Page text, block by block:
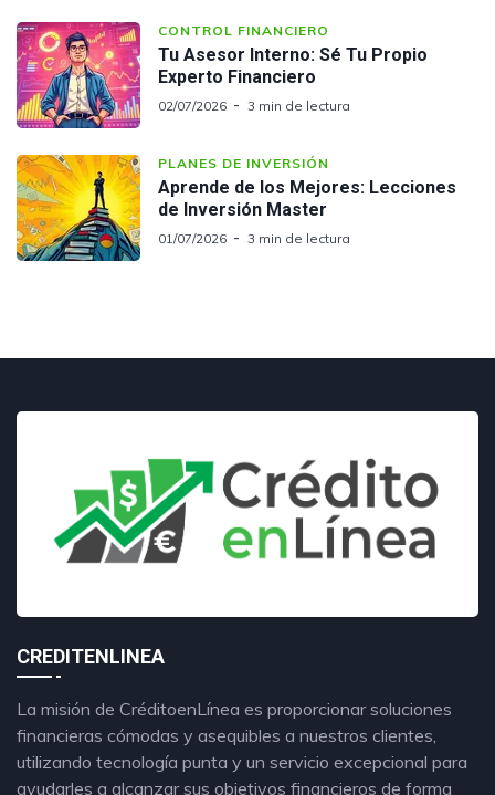
CONTROL FINANCIERO
Tu Asesor Interno: Sé Tu Propio
Experto Financiero
02/07/2026 3 min de lectura
PLANES DE INVERSIÓN
Aprende de los Mejores: Lecciones
de Inversión Master
01/07/2026 3 min de lectura
CREDITENLINEA
La misión de CréditoenLínea es proporcionar soluciones
financieras cómodas y asequibles a nuestros clientes,
utilizando tecnología punta y un servicio excepcional para
ayudarles a alcanzar sus objetivos financieros de forma